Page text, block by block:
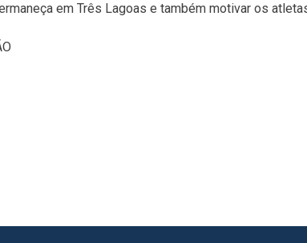
em Três Lagoas e também motivar os